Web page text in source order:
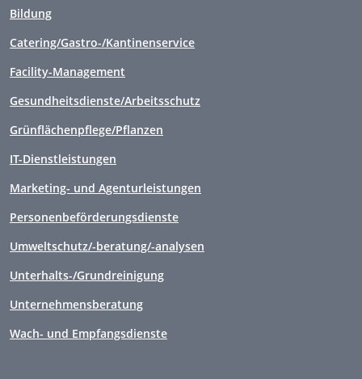
Bildung
Catering/Gastro-/Kantinenservice
Facility-Management
Gesundheitsdienste/Arbeitsschutz
Grünflächenpflege/Pflanzen
IT-Dienstleistungen
Marketing- und Agenturleistungen
Personenbeförderungsdienste
Umweltschutz/-beratung/-analysen
Unterhalts-/Grundreinigung
Unternehmensberatung
Wach- und Empfangsdienste